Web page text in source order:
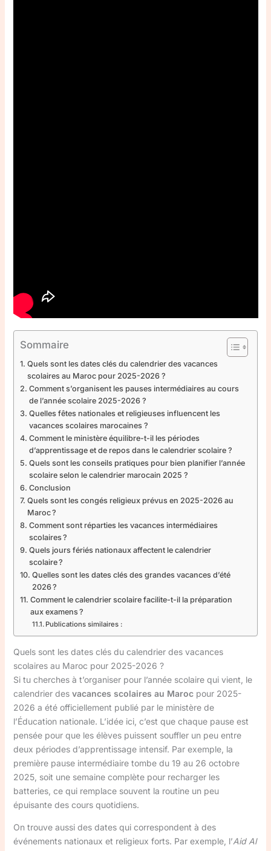
Sommaire
Quels sont les dates clés du calendrier des vacances
scolaires au Maroc pour 2025-2026 ?
Comment s’organisent les pauses intermédiaires au cours
de l’année scolaire 2025-2026 ?
Quelles fêtes nationales et religieuses influencent les
vacances scolaires marocaines ?
Comment le ministère équilibre-t-il les périodes
d’apprentissage et de repos dans le calendrier scolaire ?
Quels sont les conseils pratiques pour bien planifier l’année
scolaire selon le calendrier marocain 2025 ?
Conclusion
Quels sont les congés religieux prévus en 2025-2026 au
Maroc ?
Comment sont réparties les vacances intermédiaires
scolaires ?
Quels jours fériés nationaux affectent le calendrier
scolaire ?
Quelles sont les dates clés des grandes vacances d’été
2026 ?
Comment le calendrier scolaire facilite-t-il la préparation
aux examens ?
Publications similaires :
Quels sont les dates clés du calendrier des vacances
scolaires au Maroc pour 2025-2026 ?
Si tu cherches à t’organiser pour l’année scolaire qui vient, le
calendrier des vacances scolaires au Marocpour 2025-
2026 a été officiellement publié par le ministère de
l’Éducation nationale. L’idée ici, c’est que chaque pause est
pensée pour que les élèves puissent souffler un peu entre
deux périodes d’apprentissage intensif. Par exemple, la
première pause intermédiaire tombe du 19 au 26 octobre
2025, soit une semaine complète pour recharger les
batteries, ce qui remplace souvent la routine un peu
épuisante des cours quotidiens.
On trouve aussi des dates qui correspondent à des
événements nationaux et religieux forts. Par exemple, l’Aid Al